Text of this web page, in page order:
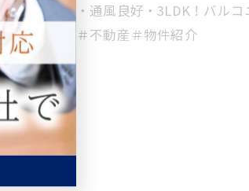
日当たり・通風良好・3LDK！バルコ
水区＃成約＃不動産＃物件紹介